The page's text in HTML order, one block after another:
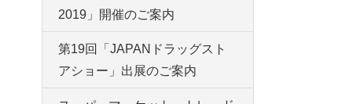
2019」開催のご案内
第19回「JAPANドラッグスト
アショー」出展のご案内